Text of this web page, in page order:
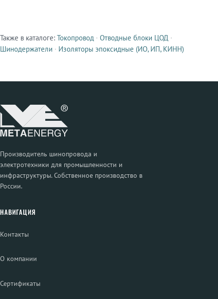
Смежные продукты
Также в каталоге: Токопровод · Отводные блоки ЦОД ·
Шинодержатели · Изоляторы эпоксидные (ИО, ИП, КИНН)
Производитель шинопровода и
электротехники для промышленности и
инфраструктуры. Собственное производство в
России.
НАВИГАЦИЯ
Контакты
О компании
Сертификаты